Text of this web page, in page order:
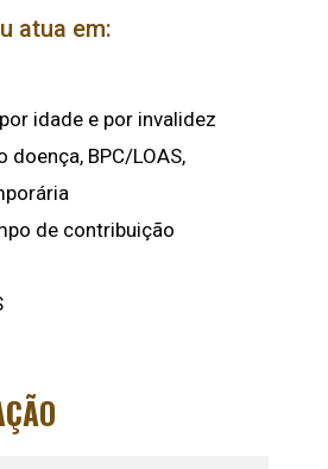
atua em:
idade e por invalidez
doença, BPC/LOAS,
de contribuição